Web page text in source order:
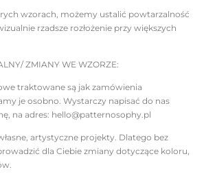
wzorach, możemy ustalić powtarzalność
rzadsze rozłożenie przy większych
ZMIANY WE WZORZE:
traktowane są jak zamówienia
je osobno. Wystarczy napisać do nas
na adres: hello@patternosophy.pl
artystyczne projekty. Dlatego bez
dla Ciebie zmiany dotyczące koloru,